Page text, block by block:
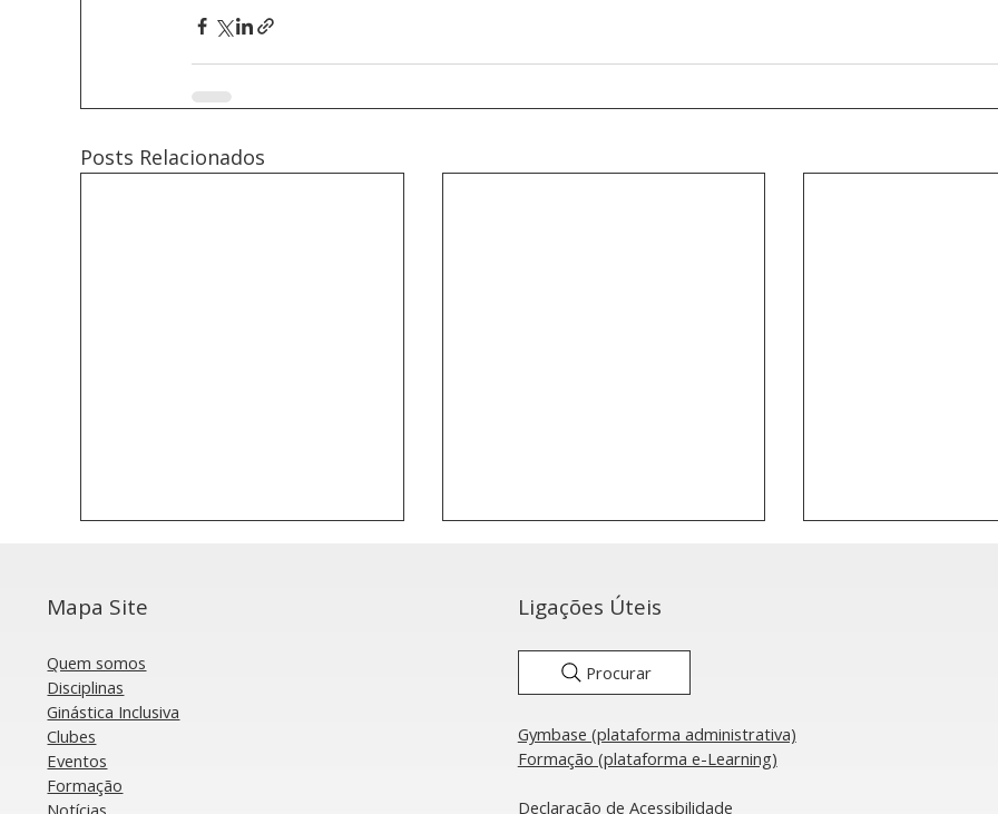
Posts Relacionados
Bronze na Taça do Mundo
Aeróbica: Portugal garante
seis finais na Taça do
Gymbase (plataforma administrativa)
Formação (plataforma e-Learning)
Declaração de Acessibilidade
Ligações Úteis
Procurar
Quem somos
Disciplinas
Ginástica Inclusiva
Clubes
Eventos
Formação
Notícias
Mapa Site